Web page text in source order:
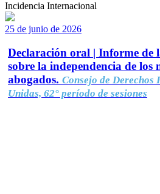
Incidencia Internacional
25 de junio de 2026
Declaración oral | Informe de
sobre la independencia de los
abogados. Consejo de Derechos
Unidas, 62° período de sesiones